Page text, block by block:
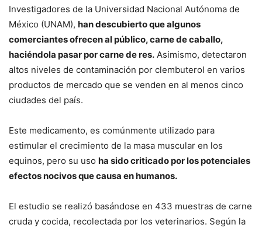
Investigadores de la Universidad Nacional Autónoma de
México (UNAM), han descubierto que algunos
comerciantes ofrecen al público, carne de caballo,
haciéndola pasar por carne de res. Asimismo, detectaron
altos niveles de contaminación por clembuterol en varios
productos de mercado que se venden en al menos cinco
ciudades del país.
Este medicamento, es comúnmente utilizado para
estimular el crecimiento de la masa muscular en los
equinos, pero su uso ha sido criticado por los potenciales
efectos nocivos que causa en humanos.
El estudio se realizó basándose en 433 muestras de carne
cruda y cocida, recolectada por los veterinarios. Según la